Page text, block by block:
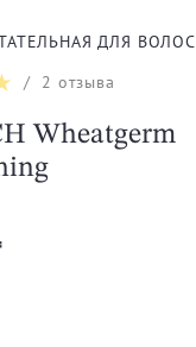
ДЛЯ ВОЛОС
/ 2 отзыва
Wheatgerm